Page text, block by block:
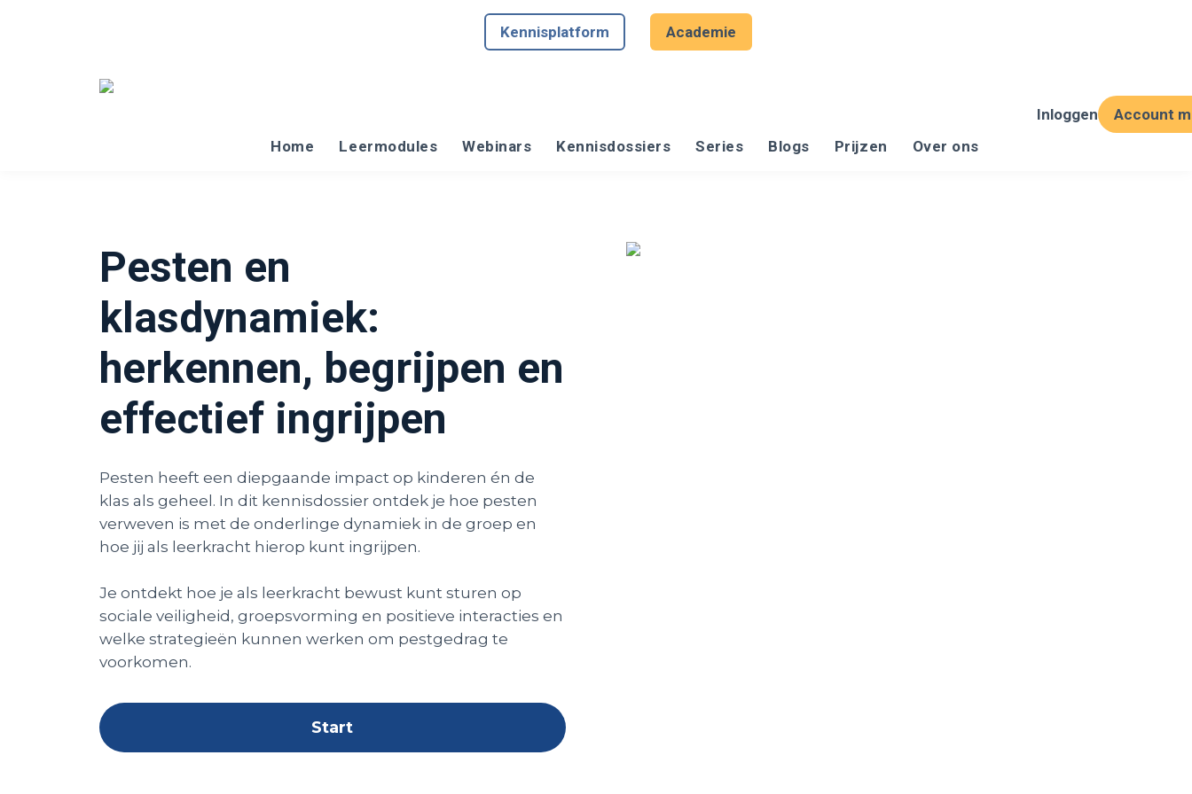
Kennisplatform Academie
Home Leermodules Webinars Kennisdossiers Series Blogs Prijzen Over ons
Inloggen Account
Pesten en
klasdynamiek:
herkennen, begrijpen en
effectief ingrijpen
Pesten heeft een diepgaande impact op kinderen én de
klas als geheel. In dit kennisdossier ontdek je hoe pesten
verweven is met de onderlinge dynamiek in de groep en
hoe jij als leerkracht hierop kunt ingrijpen.
Je ontdekt hoe je als leerkracht bewust kunt sturen op
sociale veiligheid, groepsvorming en positieve interacties en
welke strategieën kunnen werken om pestgedrag te
voorkomen.
Start